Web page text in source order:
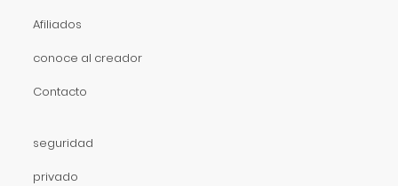
Afiliados
conoce al creador
Contacto
seguridad
privado